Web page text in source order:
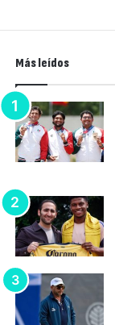
Más leídos